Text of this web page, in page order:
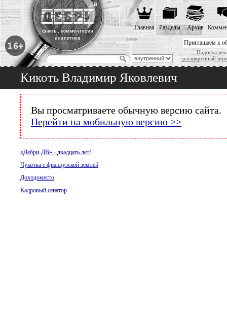
Приглашаем к
Надоела
расширенный
Главная Разделы Архив
Кикоть Владимир Яковлевич
Вы просматриваете обычную версию сайта.
Перейти на мобильную версию >>
«Дебри-ДВ» - двадцать лет!
Чукотка с французской землей
Доходоместо
Кадровый сенатор